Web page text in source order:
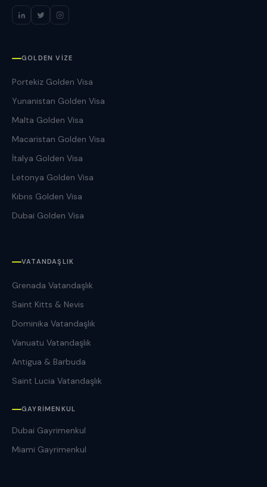
GOLDEN VIZE
Portekiz Golden Visa
Yunanistan Golden Visa
Malta Golden Visa
Macaristan Golden Visa
İtalya Golden Visa
Letonya Golden Visa
Kıbrıs Golden Visa
Dubai Golden Visa
VATANDAŞLIK
Grenada Vatandaşlık
Saint Kitts & Nevis
Dominika Vatandaşlık
Vanuatu Vatandaşlık
Antigua & Barbuda
Saint Lucia Vatandaşlık
GAYRIMENKUL
Dubai Gayrimenkul
Miami Gayrimenkul